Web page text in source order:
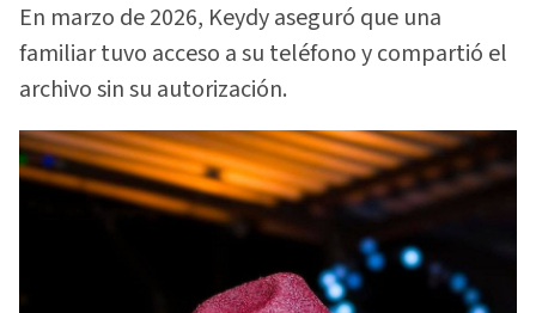
En marzo de 2026, Keydy aseguró que una
familiar tuvo acceso a su teléfono y compartió el
archivo sin su autorización.